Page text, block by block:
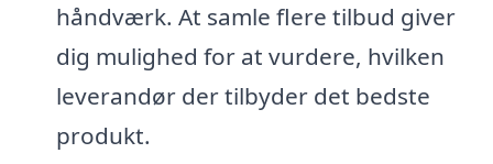
håndværk. At samle flere tilbud giver
dig mulighed for at vurdere, hvilken
leverandør der tilbyder det bedste
produkt.